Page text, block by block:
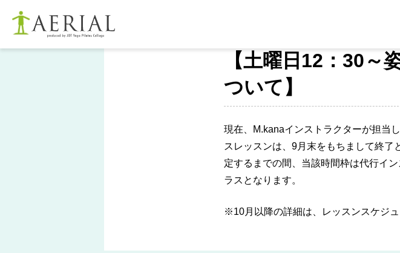
【土曜日12：30～
ついて】
現在、M.kanaインストラクターが担当
スレッスンは、9月末をもちまして終了
定するまでの間、当該時間枠は代行イ
ラスとなります。
※10月以降の詳細は、レッスンスケジ